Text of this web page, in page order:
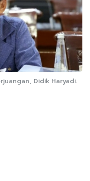
Didik Haryadi.